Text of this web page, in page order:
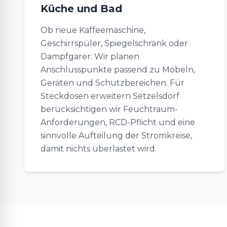
Küche und Bad
Ob neue Kaffeemaschine,
Geschirrspüler, Spiegelschrank oder
Dampfgarer: Wir planen
Anschlusspunkte passend zu Möbeln,
Geräten und Schutzbereichen. Für
Steckdosen erweitern Setzelsdorf
berücksichtigen wir Feuchtraum-
Anforderungen, RCD-Pflicht und eine
sinnvolle Aufteilung der Stromkreise,
damit nichts überlastet wird.